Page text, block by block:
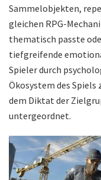
Sammelobjekten,
gleichen RPG-
thematisch passte
tiefgreifende
Spieler durch
Ökosystem des Spiels
dem Diktat der
untergeordnet.